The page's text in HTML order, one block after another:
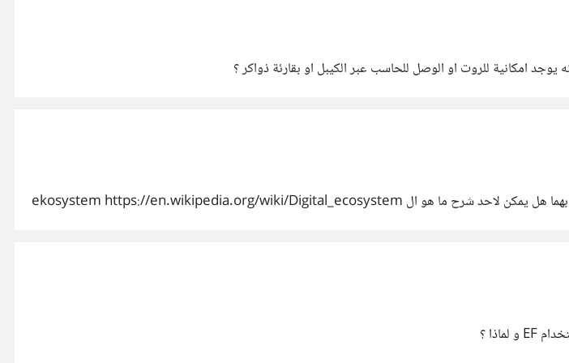
يوجد امكانية للروت او الوصل للحاسب عبر الكيبل او بقارئة ذواكر ؟